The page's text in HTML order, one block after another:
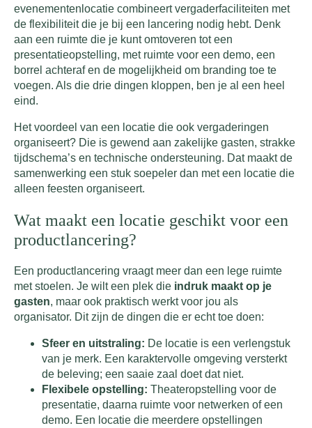
evenementenlocatie combineert vergaderfaciliteiten met
de flexibiliteit die je bij een lancering nodig hebt. Denk
aan een ruimte die je kunt omtoveren tot een
presentatieopstelling, met ruimte voor een demo, een
borrel achteraf en de mogelijkheid om branding toe te
voegen. Als die drie dingen kloppen, ben je al een heel
eind.
Het voordeel van een locatie die ook vergaderingen
organiseert? Die is gewend aan zakelijke gasten, strakke
tijdschema’s en technische ondersteuning. Dat maakt de
samenwerking een stuk soepeler dan met een locatie die
alleen feesten organiseert.
Wat maakt een locatie geschikt voor een
productlancering?
Een productlancering vraagt meer dan een lege ruimte
met stoelen. Je wilt een plek die indruk maakt op je
gasten, maar ook praktisch werkt voor jou als
organisator. Dit zijn de dingen die er echt toe doen:
Sfeer en uitstraling: De locatie is een verlengstuk
van je merk. Een karaktervolle omgeving versterkt
de beleving; een saaie zaal doet dat niet.
Flexibele opstelling: Theateropstelling voor de
presentatie, daarna ruimte voor netwerken of een
demo. Een locatie die meerdere opstellingen